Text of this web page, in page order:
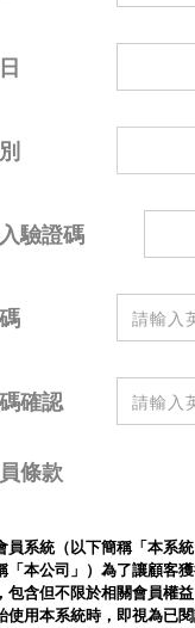
驗證碼
確認
條款
員系統（以下簡稱「本系
「本公司」）為了讓顧客
包含但不限於相關會員權
使用本系統時，即視為已